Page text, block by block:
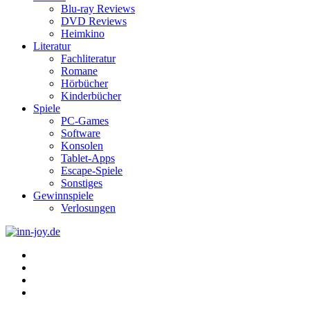
Blu-ray Reviews
DVD Reviews
Heimkino
Literatur
Fachliteratur
Romane
Hörbücher
Kinderbücher
Spiele
PC-Games
Software
Konsolen
Tablet-Apps
Escape-Spiele
Sonstiges
Gewinnspiele
Verlosungen